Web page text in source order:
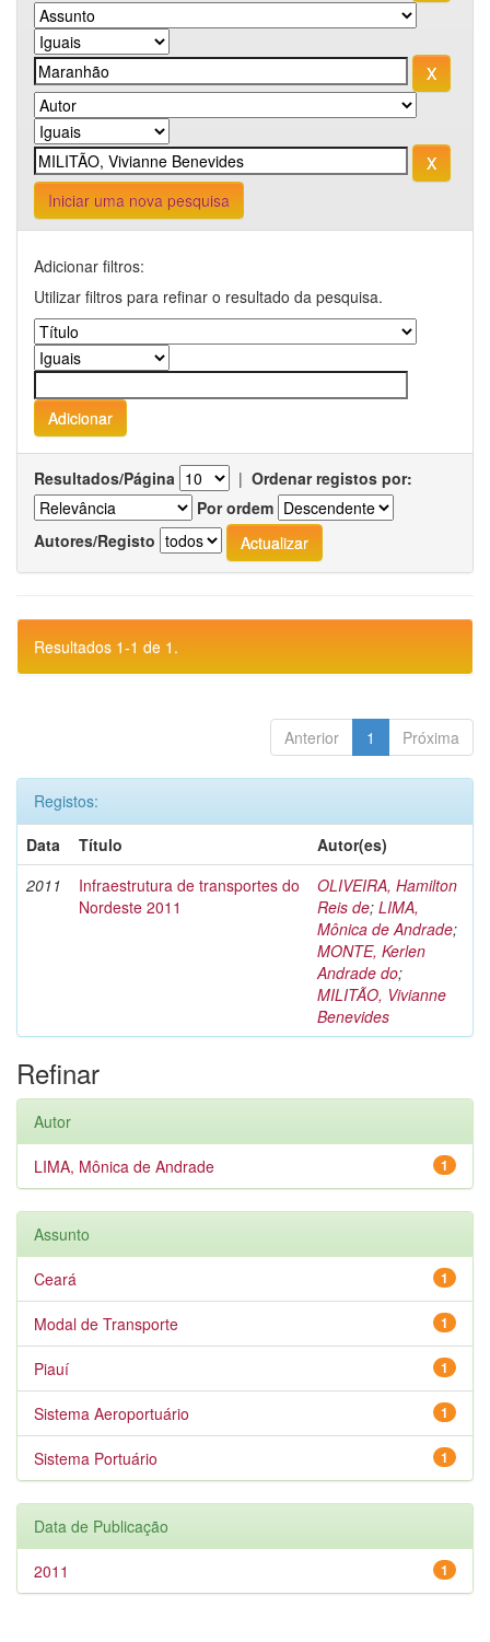
Iniciar uma nova pesquisa
Adicionar filtros:
Utilizar filtros para refinar o resultado da pesquisa.
Resultados/Página | Ordenar registos por:
Por ordem
Autores/Registo
Resultados 1-1 de 1.
Anterior 1 Próxima
Registos:
Data
Título
Autor(es)
2011
Infraestrutura de transportes do
Nordeste 2011
OLIVEIRA, Hamilton
Reis de; LIMA,
Mônica de Andrade;
MONTE, Kerlen
Andrade do;
MILITÃO, Vivianne
Benevides
Refinar
Autor
1
LIMA, Mônica de Andrade
Assunto
1
Ceará
1
Modal de Transporte
1
Piauí
1
Sistema Aeroportuário
1
Sistema Portuário
Data de Publicação
1
2011